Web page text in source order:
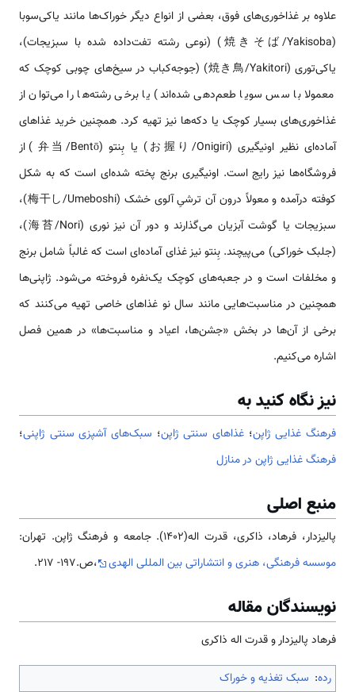
علاوه بر غذاخوری‌های فوق، بعضی از انواع دیگر خوراک‌ها مانند یاکی‌سوبا
(焼きそば/Yakisoba) (نوعی رشته تفت‌داده شده با سبزیجات)،
یاکی‌توری (焼き鳥/Yakitori) (جوجه‌کباب در سیخ‌های چوبی کوچک که
معمولا با سس سویا طعم‌دهی شده‌اند) یا برخی رشته‌ها را می‌توان از
غذاخوری‌های بسیار کوچک یا دکه‌ها نیز تهیه کرد. همچنین خرید غذاهای
آماده‌ای نظیر اونیگیری (お握り/Onigiri) یا بِنتو (弁当/Bentō) از
فروشگاه‌ها نیز رایج است. اونیگیری برنج پخته شده‌ای است که به شکل
کوفته درآمده و معولاً درون آن ترشیِ آلوی خشک (梅干し/Umeboshi)،
سبزیجات یا گوشت آبزیان می‌گذارند و دور آن نیز نوری (海苔/Nori)،
(جلبک خوراکی) می‌پیچند. بِنتو نیز غذای آماده‌ای است که غالباً شامل برنج
و مخلفات است و در جعبه‌های کوچک یک‌نفره فروخته می‌شود. ژاپنی‌ها
همچنین در مناسبت‌هایی مانند سال نو غذاهای خاصی تهیه می‌کنند که
برخی از آن‌ها در بخش «جشن‌ها، اعیاد و مناسبت‌ها» در همین فصل
اشاره می‌کنیم.
نیز نگاه کنید به
فرهنگ غذایی ژاپن؛ غذاهای سنتی ژاپن؛ سبک‌های آشپزی سنتی ژاپنی؛
فرهنگ غذایی ژاپن در منازل
منبع اصلی
پالیزدار، فرهاد، ذاکری، قدرت اله(1402). جامعه و فرهنگ ژاپن. تهران:
موسسه فرهنگی، هنری و انتشاراتی بین المللی الهدی
،ص.197- 217.
نویسندگان مقاله
فرهاد پالیزدار و قدرت اله ذاکری
رده: سبک تغذیه و خوراک